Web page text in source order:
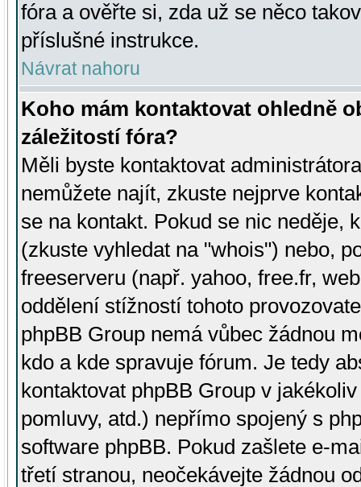
fóra a ověřte si, zda už se něco
příslušné instrukce.
Návrat nahoru
Koho mám kontaktovat ohledně
záležitostí fóra?
Měli byste kontaktovat
nemůžete najít, zkuste nejprve
se na kontakt. Pokud se nic neděje,
(zkuste vyhledat na "whois") nebo,
freeserveru (např. yahoo, free.fr,
oddělení stížností tohoto
phpBB Group nemá vůbec žádnou
kdo a kde spravuje fórum. Je tedy
kontaktovat phpBB Group v
pomluvy, atd.) nepřímo spojený s
software phpBB. Pokud zašlete e-
třetí stranou, neočekávejte žádnou